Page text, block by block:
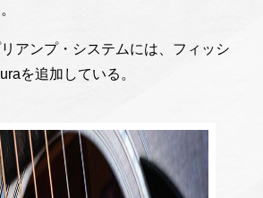
アンプ・システムには、フィッシ
を追加している。